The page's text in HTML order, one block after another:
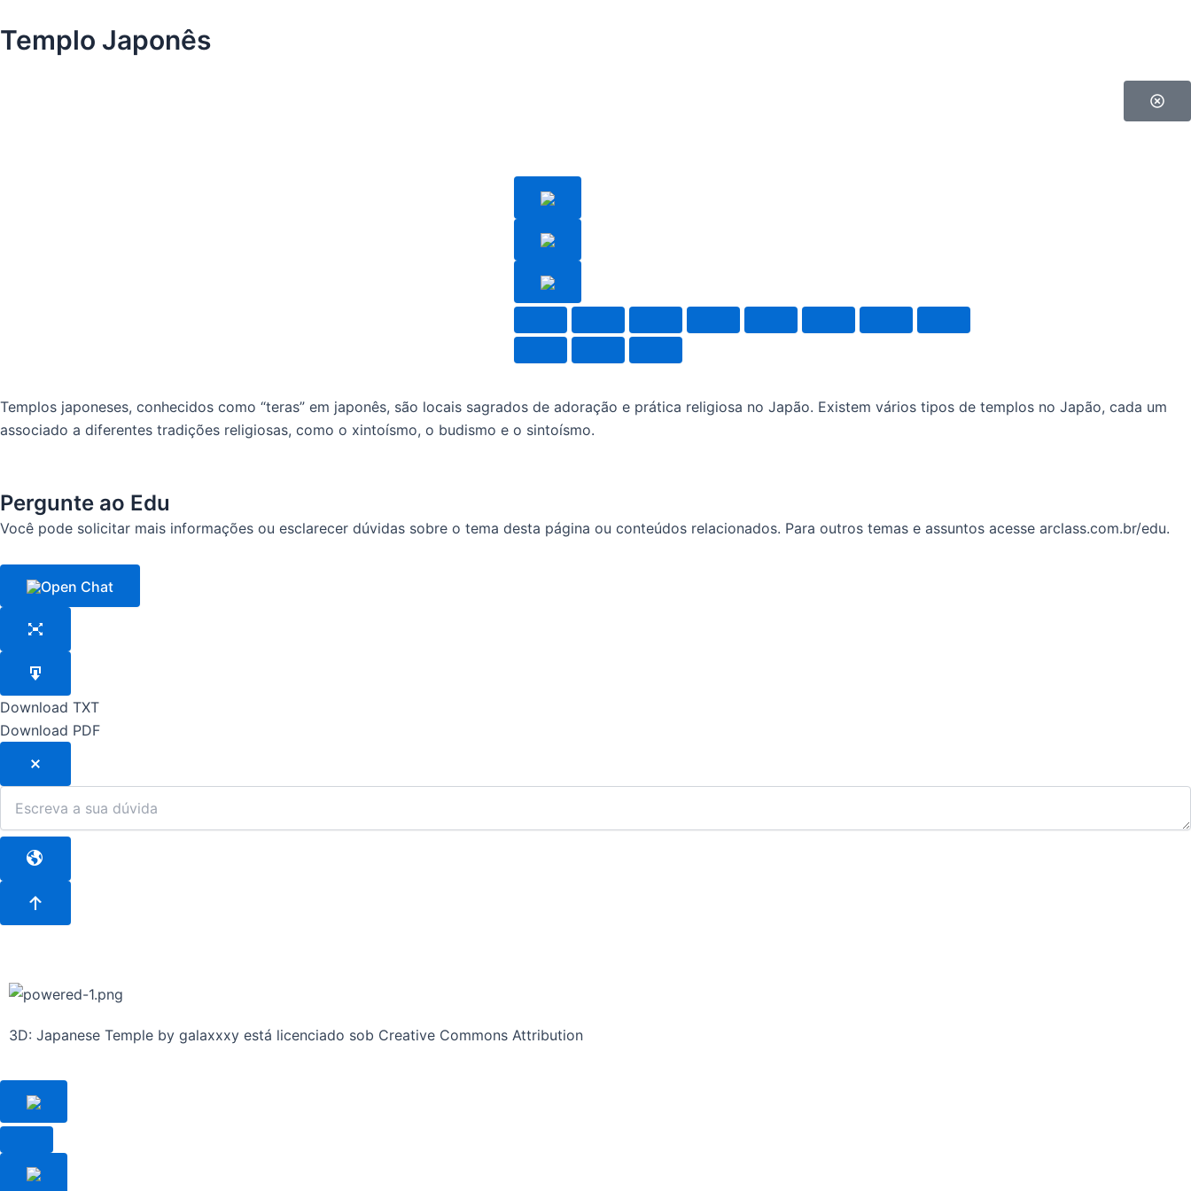
Templo Japonês
Templos japoneses, conhecidos como “teras” em japonês, são locais sagrados de adoração e prática religiosa no Japão. Existem vários tipos de templos no Japão, cada um
associado a diferentes tradições religiosas, como o xintoísmo, o budismo e o sintoísmo.
Pergunte ao Edu
Você pode solicitar mais informações ou esclarecer dúvidas sobre o tema desta página ou conteúdos relacionados. Para outros temas e assuntos acesse arclass.com.br/edu.
Download TXT
Download PDF
3D: Japanese Temple by galaxxxy está licenciado sob Creative Commons Attribution